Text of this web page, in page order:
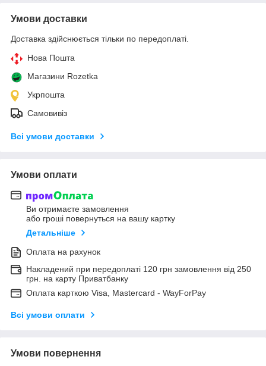
Умови доставки
Доставка здійснюється тільки по передоплаті.
Нова Пошта
Магазини Rozetka
Укрпошта
Самовивіз
Всі умови доставки
Умови оплати
Ви отримаєте замовлення
або гроші повернуться на вашу картку
Детальніше
Оплата на рахунок
Накладений при передоплаті 120 грн замовлення від 250
грн. на карту Приватбанку
Оплата карткою Visa, Mastercard - WayForPay
Всі умови оплати
Умови повернення